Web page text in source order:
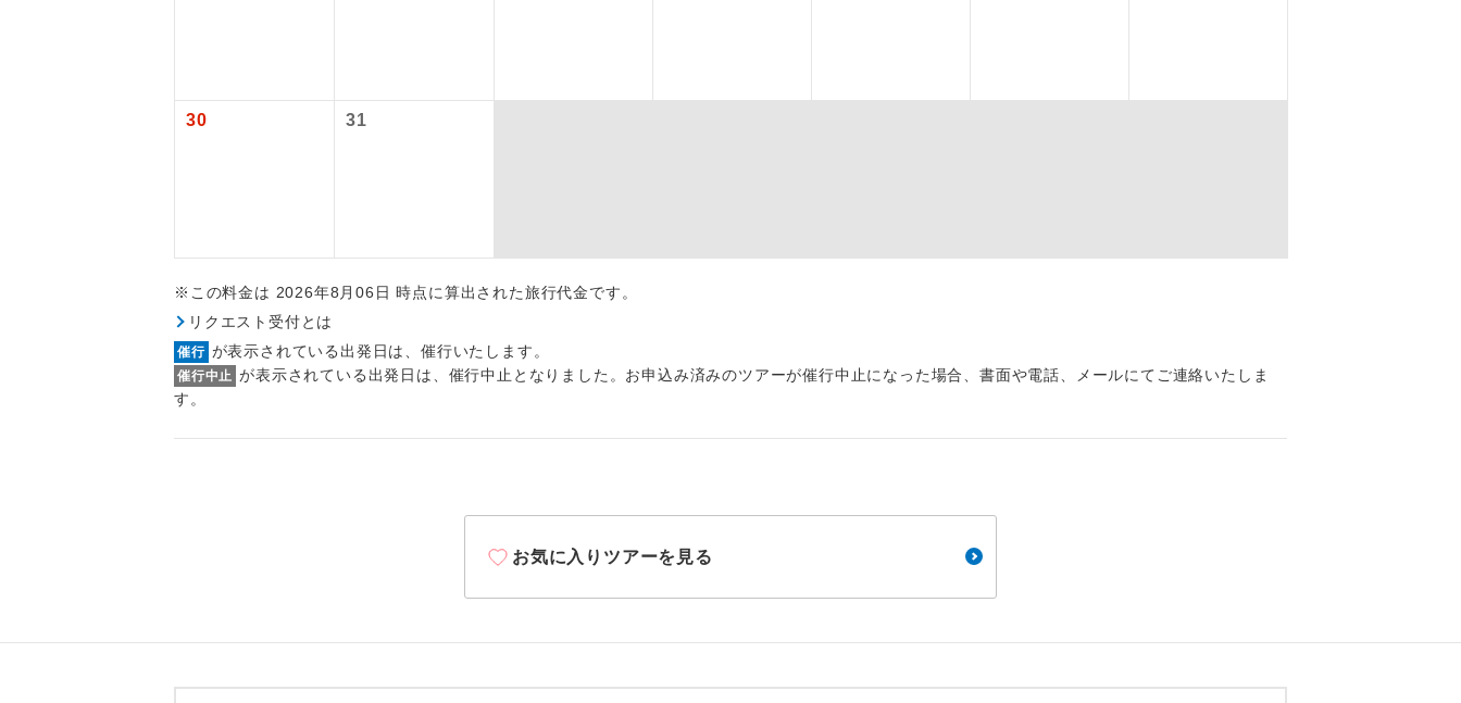
30 31
※この料金は 2026年8月06日 時点に算出された旅行代金です。
リクエスト受付とは
催行 が表示されている出発日は、催行いたします。
催行中止 が表示されている出発日は、催行中止となりました。お申込み済みのツアーが催行中止になった場合、書面や電話、メールにてご連絡いたしま
す。
お気に入りツアーを見る
全食事付き
1名様催行 1名様から出発可能な個人型プランです。
2名様催行
1名様1室同代金 1名様1室利用でも追加料金がかからないコースです。
利用航空会社が指定なので、ご出発の計画にとても便利で